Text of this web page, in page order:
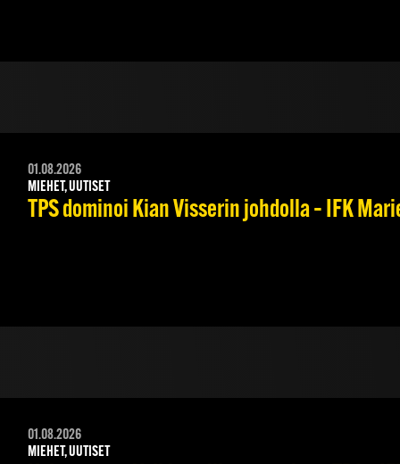
01.08.2026
MIEHET, UUTISET
TPS dominoi Kian Visserin johdolla – IFK
01.08.2026
MIEHET, UUTISET